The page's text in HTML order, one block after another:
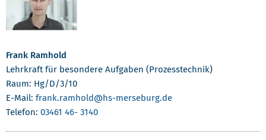
Frank Ramhold
Lehrkraft für besondere Aufgaben (Prozesstechnik)
Raum: Hg/D/3/10
E-Mail: frank.ramhold@hs-merseburg.de
Telefon: 03461 46- 3140